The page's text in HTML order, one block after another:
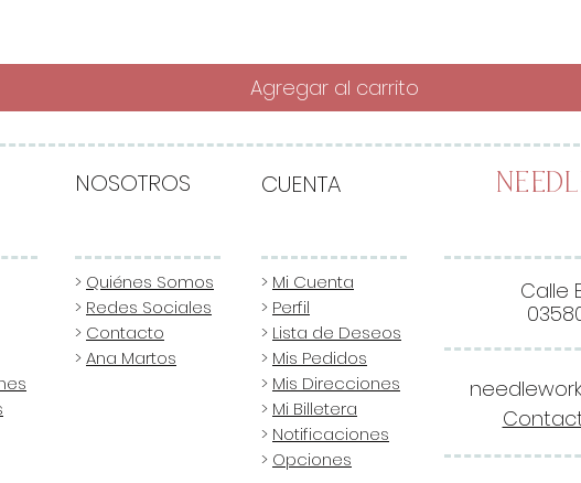
Agregar al carrito
NOSOTROS
> Quiénes Somos
> Redes Sociales
> Contacto
>Ana Martos
CUENTA
> Mi Cuenta
> Perfil
> Lista de Deseos
> Mis Pedidos
> Mis Direcciones
> Mi Billetera
> Notificaciones
> Opciones
Calle